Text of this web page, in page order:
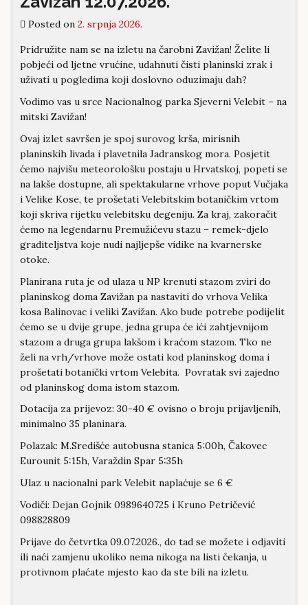
Posted on 2. srpnja 2026.
Pridružite nam se na izletu na čarobni Zavižan! Želite li
pobjeći od ljetne vrućine, udahnuti čisti planinski zrak i
uživati u pogledima koji doslovno oduzimaju dah?
Vodimo vas u srce Nacionalnog parka Sjeverni Velebit – na
mitski Zavižan!
Ovaj izlet savršen je spoj surovog krša, mirisnih
planinskih livada i plavetnila Jadranskog mora. Posjetit
ćemo najvišu meteorološku postaju u Hrvatskoj, popeti se
na lakše dostupne, ali spektakularne vrhove poput Vučjaka
i Velike Kose, te prošetati Velebitskim botaničkim vrtom
koji skriva rijetku velebitsku degeniju. Za kraj, zakoračit
ćemo na legendarnu Premužićevu stazu – remek-djelo
graditeljstva koje nudi najljepše vidike na kvarnerske
otoke.
Planirana ruta je od ulaza u NP krenuti stazom zviri do
planinskog doma Zavižan pa nastaviti do vrhova Velika
kosa Balinovac i veliki Zavižan. Ako bude potrebe podijelit
ćemo se u dvije grupe, jedna grupa će ići zahtjevnijom
stazom a druga grupa lakšom i kraćom stazom. Tko ne
želi na vrh/vrhove može ostati kod planinskog doma i
prošetati botanički vrtom Velebita. Povratak svi zajedno
od planinskog doma istom stazom.
Dotacija za prijevoz: 30-40 € ovisno o broju prijavljenih,
minimalno 35 planinara.
Polazak: M.Središće autobusna stanica 5:00h, Čakovec
Eurounit 5:15h, Varaždin Spar 5:35h
Ulaz u nacionalni park Velebit naplaćuje se 6 €
Vodiči: Dejan Gojnik 0989640725 i Kruno Petričević
098828809
Prijave do četvrtka 09.07.2026., do tad se možete i odjaviti
ili naći zamjenu ukoliko nema nikoga na listi čekanja, u
protivnom plaćate mjesto kao da ste bili na izletu.